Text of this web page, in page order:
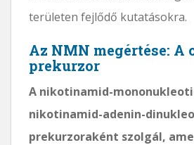
területen fejlődő kutatásokra.
Az NMN megértése:
prekurzor
A nikotinamid-
nikotinamid-adenin-
prekurzoraként szolgál,